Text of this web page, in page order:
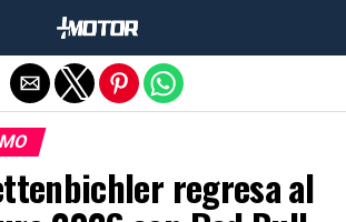
regresa al
Salir de la versión móvil